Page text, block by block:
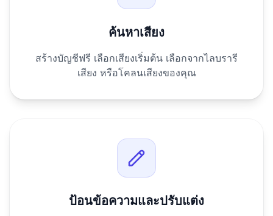
ค้นหาเสียง
สร้างบัญชีฟรี เลือกเสียงเริ่มต้น เลือกจากไลบรารี
เสียง หรือโคลนเสียงของคุณ
ป้อนข้อความและปรับแต่ง